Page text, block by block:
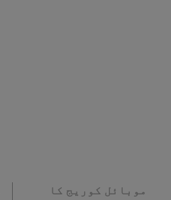
موبائل کوریج کا